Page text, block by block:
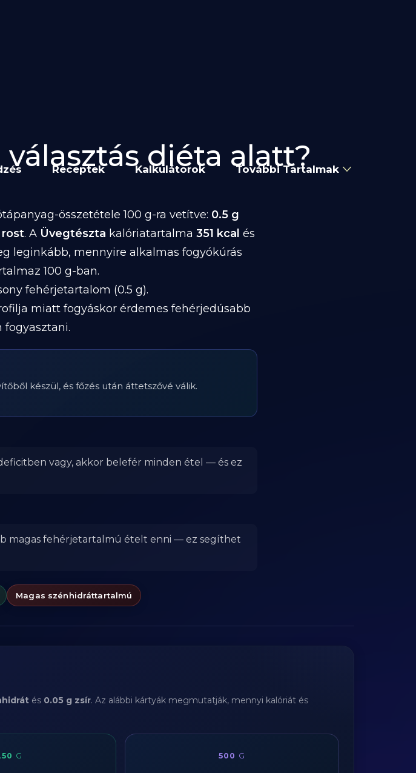
Receptek Kalkulátorok További Tartalmak
diéta alatt?
összetétele 100 g-ra vetítve: 0.5 g
rost. A Üvegtészta kalóriatartalma 351 kcal és
leginkább, mennyire alkalmas fogyókúrás
100 g-ban.
fehérjetartalom (0.5 g).
miatt fogyáskor érdemes fehérjedúsabb
fogyasztani.
készül, és főzés után áttetszővé válik.
vagy, akkor belefér minden étel — és ez
magas fehérjetartalmú ételt enni — ez segíthet
Magas szénhidráttartalmú
és 0.05 g zsír. Az alábbi kártyák megmutatják, mennyi kalóriát és
G 500 G